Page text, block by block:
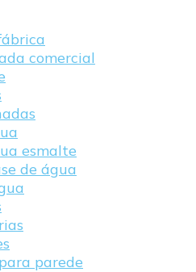
comercial
esmalte
de água
parede